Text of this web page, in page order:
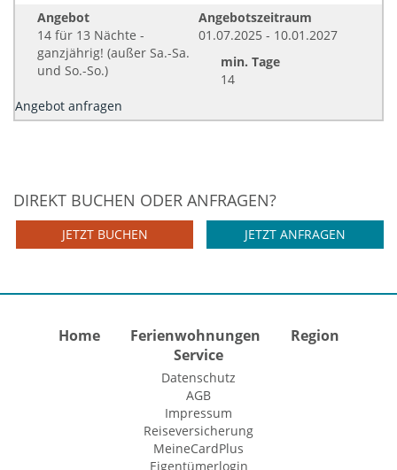
Angebot
14 für 13 Nächte -
ganzjährig! (außer Sa.-Sa.
und So.-So.)
Angebotszeitraum
01.07.2025 - 10.01.2027
min. Tage
14
Angebot anfragen
DIREKT BUCHEN ODER ANFRAGEN?
JETZT ANFRAGEN
JETZT BUCHEN
Home Ferienwohnungen
Region
Service
Datenschutz
AGB
Impressum
Reiseversicherung
MeineCardPlus
Eigentümerlogin